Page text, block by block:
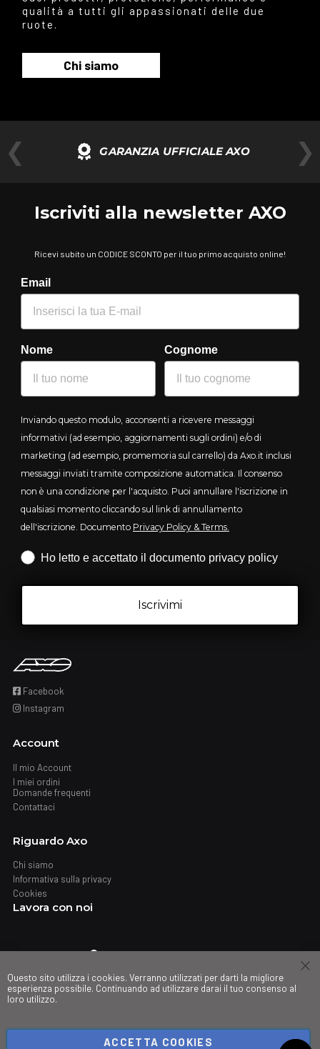
qualità a tutti gli appassionati delle due
ruote.
Chi siamo
❮ GARANZIA UFFICIALE AXO ❯
Iscriviti alla newsletter AXO
Ricevi subito un CODICE SCONTO per il tuo primo acquisto online!
Email
Nome Cognome
Inviando questo modulo, acconsenti a ricevere messaggi
informativi (ad esempio, aggiornamenti sugli ordini) e/o di
marketing (ad esempio, promemoria sul carrello) da Axo.it inclusi
messaggi inviati tramite composizione automatica. Il consenso
non è una condizione per l'acquisto. Puoi annullare l'iscrizione in
qualsiasi momento cliccando sul link di annullamento
dell'iscrizione. Documento Privacy Policy & Terms.
Iscrizione obbligatoria
Ho letto e accettato il documento privacy policy
Iscrivimi
Facebook
Instagram
Account
Il mio Account
I miei ordini
Domande frequenti
Contattaci
Riguardo Axo
Chi siamo
Informativa sulla privacy
Cookies
Lavora con noi
Dove trovarci
Negozi
Questo sito utilizza i cookies. Verranno utilizzati per darti la migliore
esperienza possibile. Continuando ad utilizzare darai il tuo consenso al
loro utilizzo.
ACCETTA COOKIES